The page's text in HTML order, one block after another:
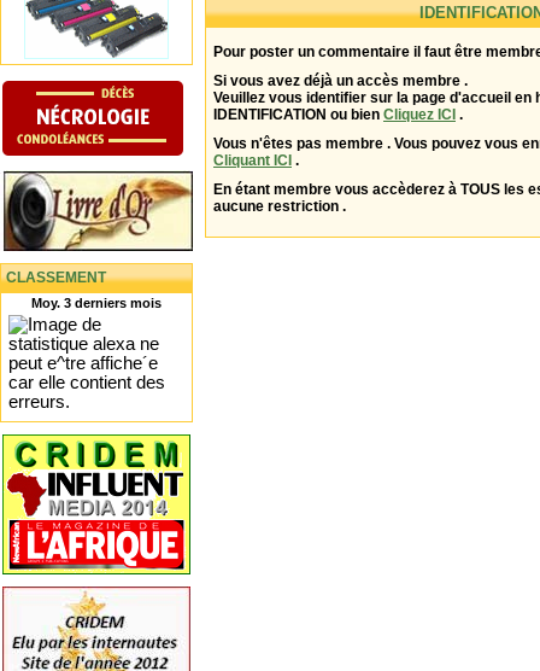
CLASSEMENT
Moy. 3 derniers mois
Pour poster un commentaire il faut être
Si vous avez déjà un accès membre .
Veuillez vous identifier sur la page d'accueil en
IDENTIFICATION ou bien Cliquez ICI .
Vous n'êtes pas membre . Vous pouvez vous
Cliquant ICI .
En étant membre vous accèderez à TOUS les
aucune restriction .